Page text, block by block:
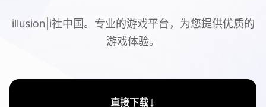
illusion|i社中国。专业的游戏平台，为您提供优质的
游戏体验。
直接下载↓